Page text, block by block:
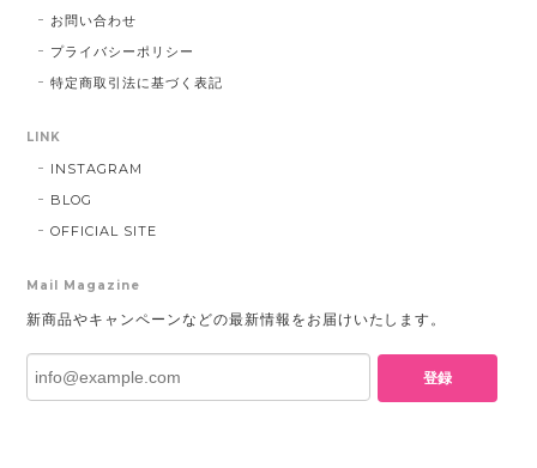
お問い合わせ
プライバシーポリシー
特定商取引法に基づく表記
LINK
INSTAGRAM
BLOG
OFFICIAL SITE
Mail Magazine
新商品やキャンペーンなどの最新情報をお届けいたします。
登録